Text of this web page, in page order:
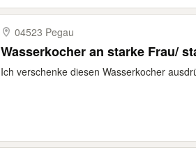
04523 Pegau
Wasserkocher an starke Frau/
Ich verschenke diesen Wasserkocher